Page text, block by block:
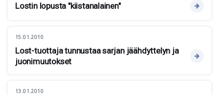
Lostin lopusta "kiistanalainen"
15.01.2010
Lost-tuottaja tunnustaa sarjan jäähdyttelyn ja
juonimuutokset
13.01.2010